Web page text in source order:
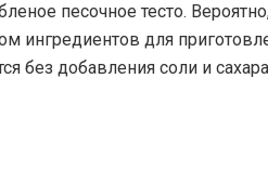
песочное тесто.
ингредиентов для
без добавления соли и